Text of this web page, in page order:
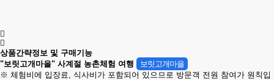
상품간략정보 및 구매기능
"보릿고개마을" 사계절 농촌체험 여행
보릿고개마을
※ 체험비에 입장료, 식사비가 포함되어 있으므로 방문객 전원 참여가 원칙입